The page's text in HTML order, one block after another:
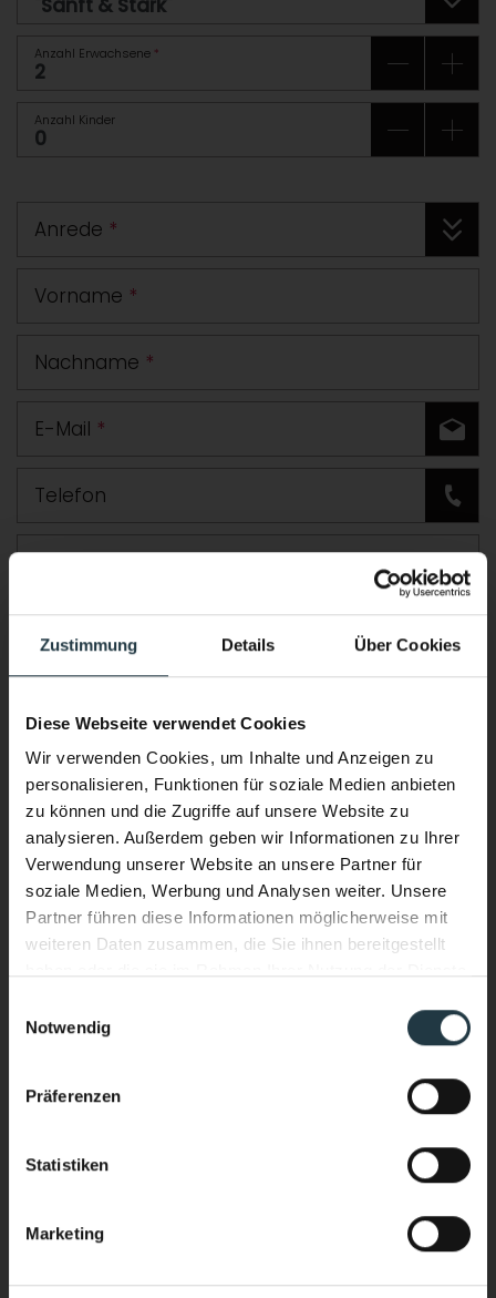
Zustimmung Details Über Cookies
Diese Webseite verwendet Cookies
Wir verwenden Cookies, um Inhalte und Anzeigen zu
personalisieren, Funktionen für soziale Medien anbieten
zu können und die Zugriffe auf unsere Website zu
analysieren. Außerdem geben wir Informationen zu Ihrer
Verwendung unserer Website an unsere Partner für
soziale Medien, Werbung und Analysen weiter. Unsere
Partner führen diese Informationen möglicherweise mit
weiteren Daten zusammen, die Sie ihnen bereitgestellt
Notwendig
Präferenzen
Statistiken
Marketing
Anzahl Erwachsene *
Anzahl Kinder
Anrede *
Vorname *
Nachname *
E-Mail *
Telefon
Straße
Zusätzliche Angaben oder Fragen
Ich interessiere mich für:
Bergsport/Alpinismus (Klettern, Skitouring,
Sport & Aktivurlaub (Wandern, Skifahren, geführte
Yoga & Meditationkarp
Performance & Soul – jetzt auch
Ganzjährig beheizt. Mit Blick auf die
Stärker heimkommen als ankommen.